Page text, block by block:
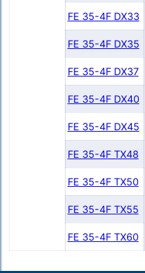
FE 35-4F DX33
FE 35-4F DX35
FE 35-4F DX37
FE 35-4F DX40
FE 35-4F DX45
FE 35-4F TX48
FE 35-4F TX50
FE 35-4F TX55
FE 35-4F TX60